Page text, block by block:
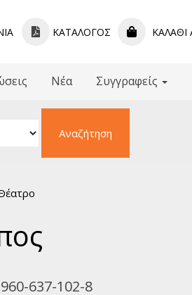
ΚΑΤΆΛΟΓΟΣ
Νέα Συγγραφείς
Αναζήτηση
637-102-8